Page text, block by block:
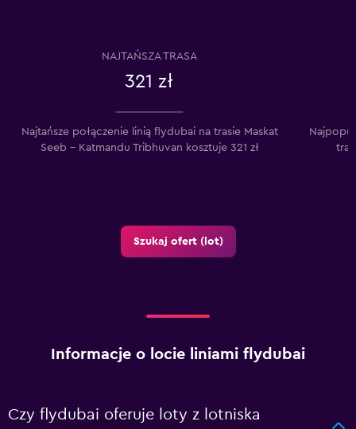
NAJTAŃSZA TRASA
321 zł
Najtańsze połączenie linią flydubai na trasie Maskat
Seeb – Katmandu Tribhuvan kosztuje 321 zł
Szukaj ofert (lot)
Informacje o locie liniami flydubai
Czy flydubai oferuje loty z lotniska